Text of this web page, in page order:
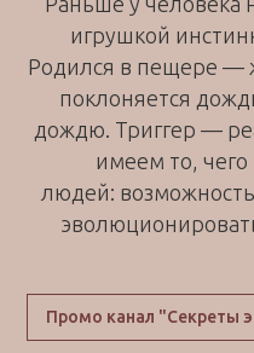
игрушкой
Родился в пещере —
поклоняется
дождю. Триггер —
имеем то,
людей:
Промо канал "Секреты